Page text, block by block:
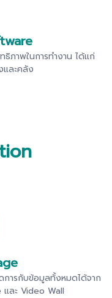
ภาพในการทำงาน ได้แก่
ละคลัง
ารกับข้อมูลทั้งหมดได้จาก
ละ Video Wall